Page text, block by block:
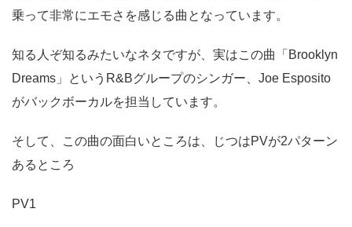
乗って非常にエモさを感じる曲となっています。
知る人ぞ知るみたいなネタですが、実はこの曲「Brooklyn
Dreams」というR&Bグループのシンガー、Joe Esposito
がバックボーカルを担当しています。
そして、この曲の面白いところは、じつはPVが2パターン
あるところ
PV1